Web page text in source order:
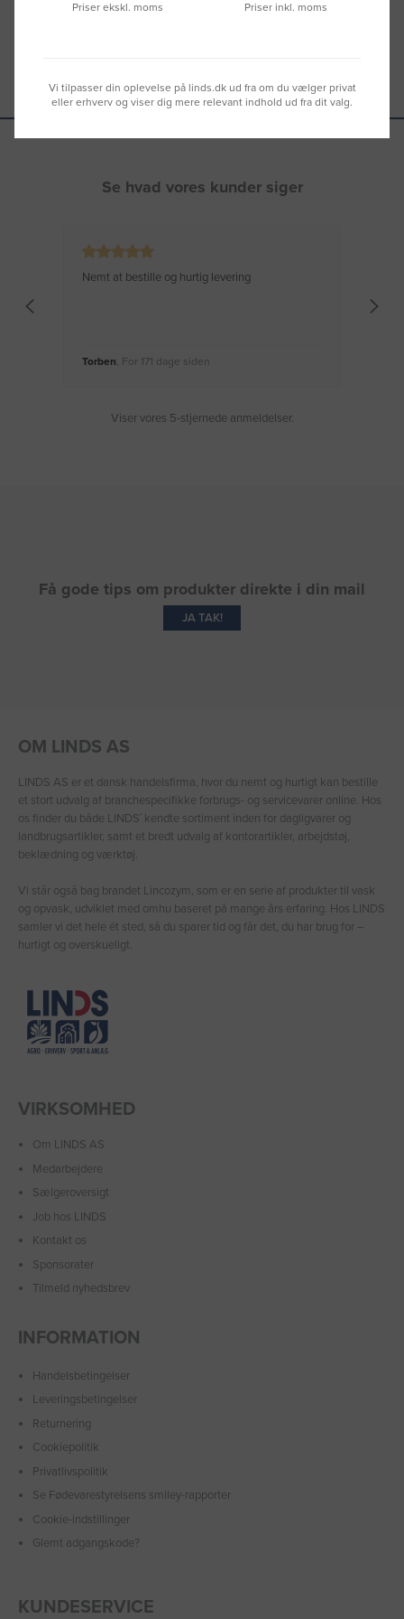
Se hvad vores kunder siger
Nemt at bestille og hurtig levering
Torben , For 171 dage siden
Viser vores 5-stjernede anmeldelser.
Få gode tips om produkter direkte i din mail
JA TAK!
OM LINDS AS
LINDS AS er et dansk handelsfirma, hvor du nemt og hurtigt kan bestille
et stort udvalg af branchespecifikke forbrugs- og servicevarer online. Hos
os finder du både LINDS′ kendte sortiment inden for dagligvarer og
landbrugsartikler, samt et bredt udvalg af kontorartikler, arbejdstøj,
beklædning og værktøj.
Vi står også bag brandet Lincozym, som er en serie af produkter til vask
og opvask, udviklet med omhu baseret på mange års erfaring. Hos LINDS
samler vi det hele ét sted, så du sparer tid og får det, du har brug for –
hurtigt og overskueligt.
VIRKSOMHED
Om LINDS AS
Medarbejdere
Sælgeroversigt
Job hos LINDS
Kontakt os
Sponsorater
Tilmeld nyhedsbrev
INFORMATION
Handelsbetingelser
Leveringsbetingelser
Returnering
Cookiepolitik
Privatlivspolitik
Se Fødevarestyrelsens smiley-rapporter
Cookie-indstillinger
Glemt adgangskode?
KUNDESERVICE
Priser ekskl. moms Priser inkl. moms
Vi tilpasser din oplevelse på linds.dk ud fra om du vælger privat
eller erhverv og viser dig mere relevant indhold ud fra dit valg.